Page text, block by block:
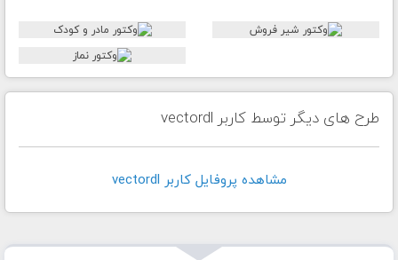
طرح های دیگر توسط کاربر vectordl
مشاهده پروفايل کاربر vectordl